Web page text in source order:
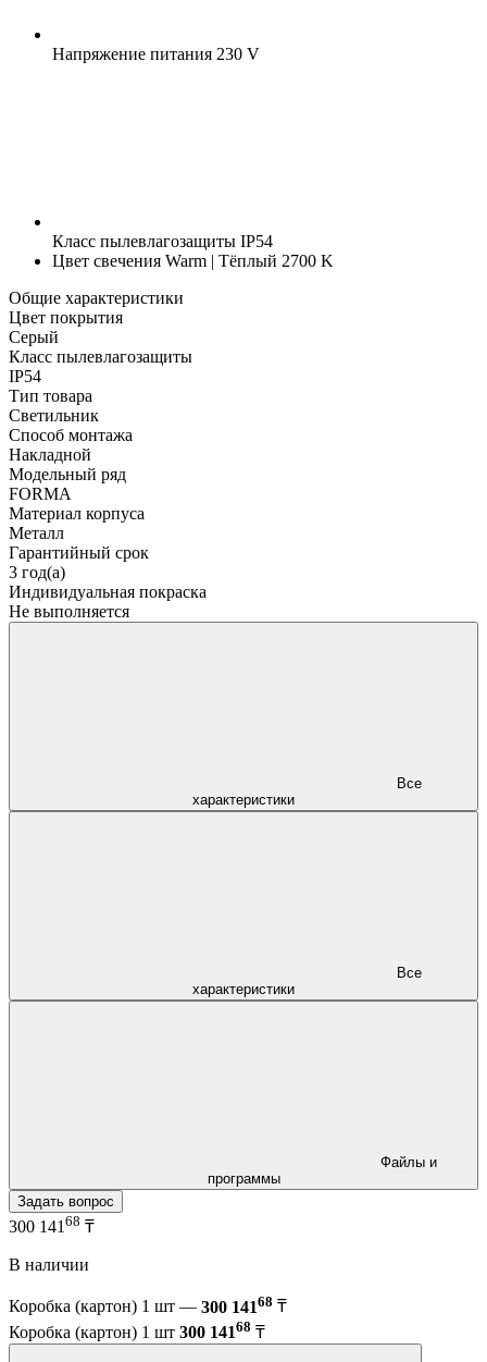
Напряжение питания 230 V
Класс пылевлагозащиты IP54
Цвет свечения Warm | Тёплый 2700 K
Общие характеристики
Цвет покрытия
Серый
Класс пылевлагозащиты
IP54
Тип товара
Светильник
Способ монтажа
Накладной
Модельный ряд
FORMA
Материал корпуса
Металл
Гарантийный срок
3 год(а)
Индивидуальная покраска
Не выполняется
характеристики
характеристики
программы
Задать вопрос
300 141 68 ₸
В наличии
Коробка (картон) 1 шт — 300 14168 ₸
Коробка (картон) 1 шт 300 14168 ₸